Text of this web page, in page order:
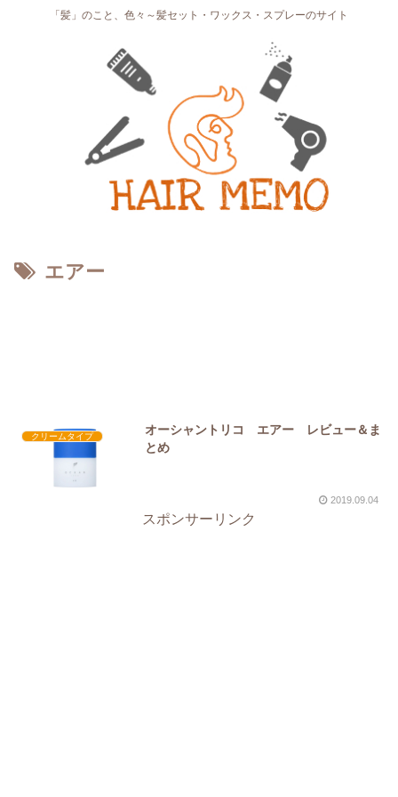
「髪」のこと、色々～髪セット・ワックス・スプレーのサイト
エアー
クリームタイプ
オーシャントリコ エアー レビュー＆ま
とめ
2019.09.04
スポンサーリンク